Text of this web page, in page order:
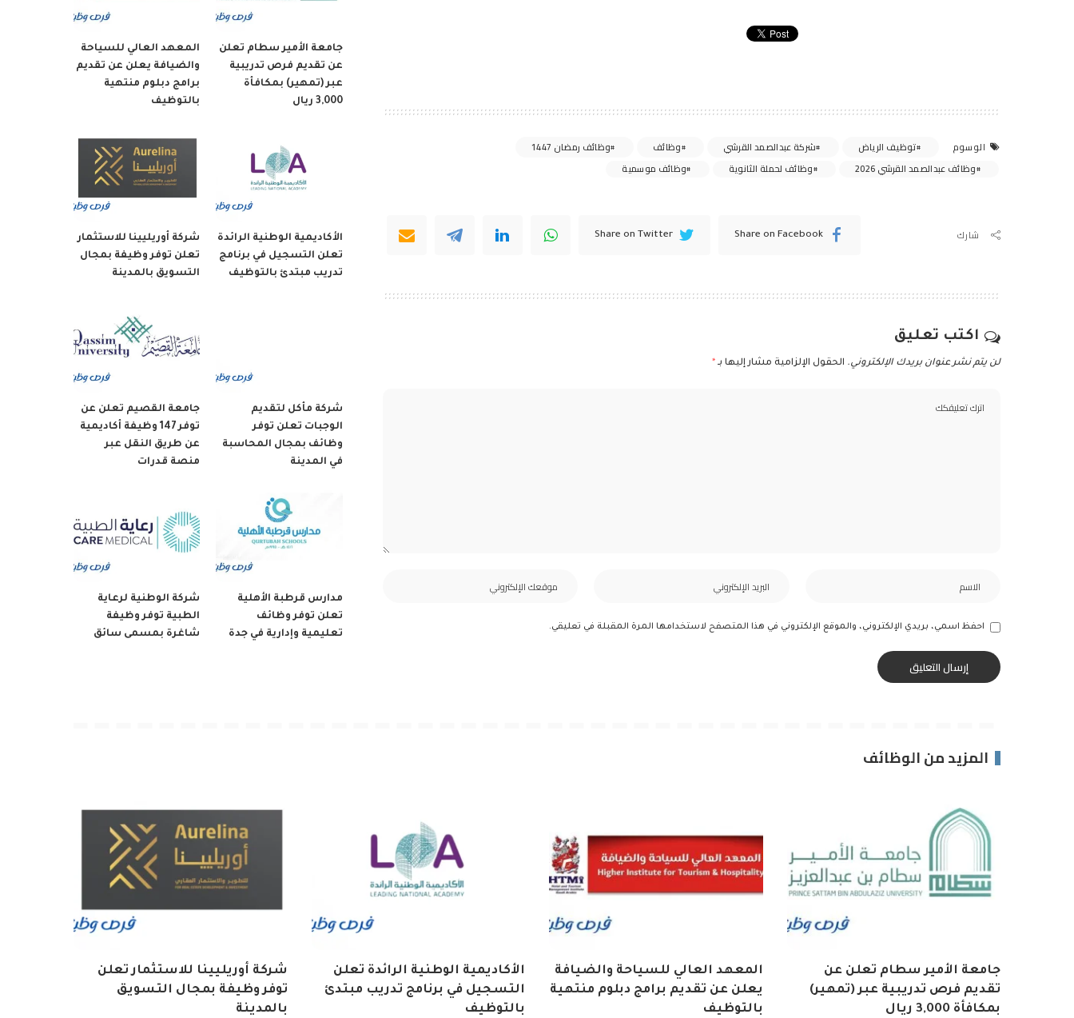
الوسوم توظيف الرياض شركة عبدالصمد القرشي وظائف
وظائف رمضان 1447
وظائف عبدالصمد القرشي 2026
وظائف لحملة الثانوية وظائف موسمية
شارك Share on Facebook
Share on Twitter
اكتب تعليق
لن يتم نشر عنوان بريدك الإلكتروني. الحقول الإلزامية مشار إليها بـ *
احفظ اسمي، بريدي الإلكتروني، والموقع الإلكتروني في هذا المتصفح لاستخدامها المرة المقبلة في تعليقي.
جامعة الأمير سطام تعلن
عن تقديم فرص تدريبية
عبر (تمهير) بمكافأة
3,000 ريال
المعهد العالي للسياحة
والضيافة يعلن عن تقديم
برامج دبلوم منتهية
بالتوظيف
الأكاديمية الوطنية الرائدة
تعلن التسجيل في برنامج
تدريب مبتدئ بالتوظيف
شركة أوريليينا للاستثمار
تعلن توفر وظيفة بمجال
التسويق بالمدينة
شركة مأكل لتقديم
الوجبات تعلن توفر
وظائف بمجال المحاسبة
في المدينة
جامعة القصيم تعلن عن
توفر 147 وظيفة أكاديمية
عن طريق النقل عبر
منصة قدرات
مدارس قرطبة الأهلية
تعلن توفر وظائف
تعليمية وإدارية في جدة
شركة الوطنية لرعاية
الطبية توفر وظيفة
شاغرة بمسمى سائق
المزيد من الوظائف
جامعة الأمير سطام تعلن عن
تقديم فرص تدريبية عبر (تمهير)
بمكافأة 3,000 ريال
المعهد العالي للسياحة والضيافة
يعلن عن تقديم برامج دبلوم منتهية
بالتوظيف
الأكاديمية الوطنية الرائدة تعلن
التسجيل في برنامج تدريب مبتدئ
بالتوظيف
شركة أوريليينا للاستثمار تعلن
توفر وظيفة بمجال التسويق
بالمدينة